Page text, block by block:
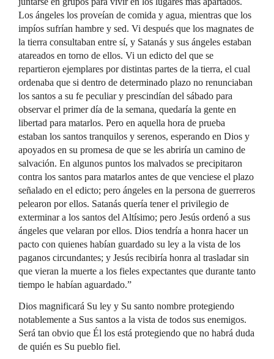
Los ángeles los proveían de comida y agua, mientras que los
impíos sufrían hambre y sed. Vi después que los magnates de
la tierra consultaban entre sí, y Satanás y sus ángeles estaban
atareados en torno de ellos. Vi un edicto del que se
repartieron ejemplares por distintas partes de la tierra, el cual
ordenaba que si dentro de determinado plazo no renunciaban
los santos a su fe peculiar y prescindían del sábado para
observar el primer día de la semana, quedaría la gente en
libertad para matarlos. Pero en aquella hora de prueba
estaban los santos tranquilos y serenos, esperando en Dios y
apoyados en su promesa de que se les abriría un camino de
salvación. En algunos puntos los malvados se precipitaron
contra los santos para matarlos antes de que venciese el plazo
señalado en el edicto; pero ángeles en la persona de guerreros
pelearon por ellos. Satanás quería tener el privilegio de
exterminar a los santos del Altísimo; pero Jesús ordenó a sus
ángeles que velaran por ellos. Dios tendría a honra hacer un
pacto con quienes habían guardado su ley a la vista de los
paganos circundantes; y Jesús recibiría honra al trasladar sin
que vieran la muerte a los fieles expectantes que durante tanto
tiempo le habían aguardado.”
Dios magnificará Su ley y Su santo nombre protegiendo
notablemente a Sus santos a la vista de todos sus enemigos.
Será tan obvio que Él los está protegiendo que no habrá duda
de quién es Su pueblo fiel.